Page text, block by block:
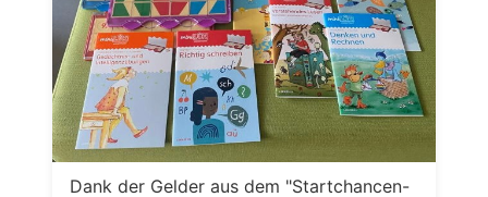
Dank der Gelder aus dem "Startchancen-